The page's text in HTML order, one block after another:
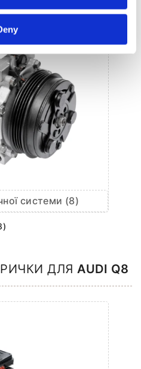
системи (8)
ДЛЯ AUDI Q8